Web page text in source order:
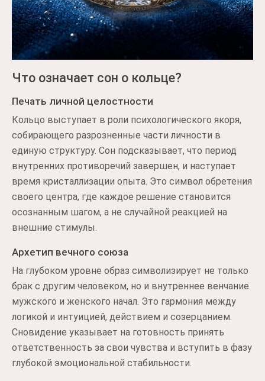
Что означает сон о кольце?
Печать личной целостности
Кольцо выступает в роли психологического якоря,
собирающего разрозненные части личности в
единую структуру. Сон подсказывает, что период
внутренних противоречий завершен, и наступает
время кристаллизации опыта. Это символ обретения
своего центра, где каждое решение становится
осознанным шагом, а не случайной реакцией на
внешние стимулы.
Архетип вечного союза
На глубоком уровне образ символизирует не только
брак с другим человеком, но и внутреннее венчание
мужского и женского начал. Это гармония между
логикой и интуицией, действием и созерцанием.
Сновидение указывает на готовность принять
ответственность за свои чувства и вступить в фазу
глубокой эмоциональной стабильности.